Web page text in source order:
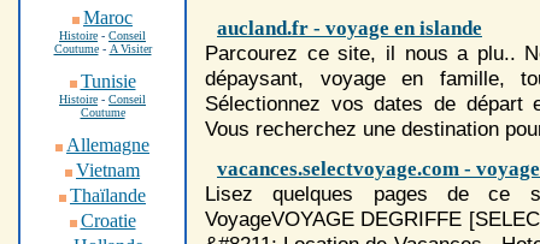
Maroc
Histoire - Conseil
Coutume- A Visiter
Tunisie
Histoire - Conseil
Coutume
Allemagne
Vietnam
Thaïlande
Croatie
aucland.fr - voyage en islande
Parcourez ce site, il nous a plu..
dépaysant, voyageen famille,
Sélectionnez vos dates de
Vous recherchez une destination
vacances.selectvoyage.com -
Lisez quelques pages de
VoyageVOYAGE DEGRIFFE